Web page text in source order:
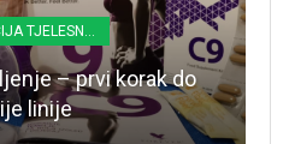
REGULACIJA TJELESNE TEŽINE
– prvi korak do
linije